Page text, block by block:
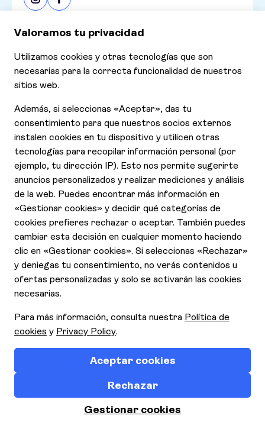
Consultar nuestras últimas ofertas
Ofertas
Contáctanos
Declaración de Accesibilidad
Aviso de Privacidad
Cookies
Contrato y condiciones generales
Quienes somos
Responsabilidad Social Corporativa
Condiciones y términos de uso
Seguros
2.6.0 Copyrights © 2026 TUI Todos los derechos